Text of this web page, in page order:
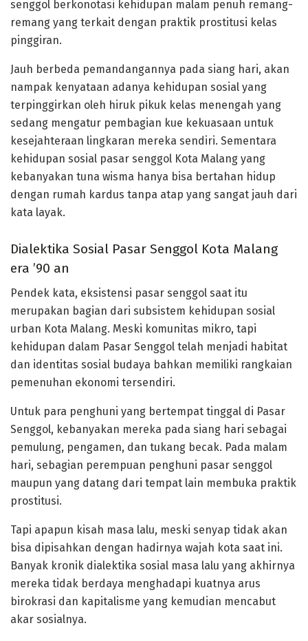
senggol berkonotasi kehidupan malam penuh remang-
remang yang terkait dengan praktik prostitusi kelas
pinggiran.
Jauh berbeda pemandangannya pada siang hari, akan
nampak kenyataan adanya kehidupan sosial yang
terpinggirkan oleh hiruk pikuk kelas menengah yang
sedang mengatur pembagian kue kekuasaan untuk
kesejahteraan lingkaran mereka sendiri. Sementara
kehidupan sosial pasar senggol Kota Malang yang
kebanyakan tuna wisma hanya bisa bertahan hidup
dengan rumah kardus tanpa atap yang sangat jauh dari
kata layak.
Dialektika Sosial Pasar Senggol Kota Malang
era ’90 an
Pendek kata, eksistensi pasar senggol saat itu
merupakan bagian dari subsistem kehidupan sosial
urban Kota Malang. Meski komunitas mikro, tapi
kehidupan dalam Pasar Senggol telah menjadi habitat
dan identitas sosial budaya bahkan memiliki rangkaian
pemenuhan ekonomi tersendiri.
Untuk para penghuni yang bertempat tinggal di Pasar
Senggol, kebanyakan mereka pada siang hari sebagai
pemulung, pengamen, dan tukang becak. Pada malam
hari, sebagian perempuan penghuni pasar senggol
maupun yang datang dari tempat lain membuka praktik
prostitusi.
Tapi apapun kisah masa lalu, meski senyap tidak akan
bisa dipisahkan dengan hadirnya wajah kota saat ini.
Banyak kronik dialektika sosial masa lalu yang akhirnya
mereka tidak berdaya menghadapi kuatnya arus
birokrasi dan kapitalisme yang kemudian mencabut
akar sosialnya.